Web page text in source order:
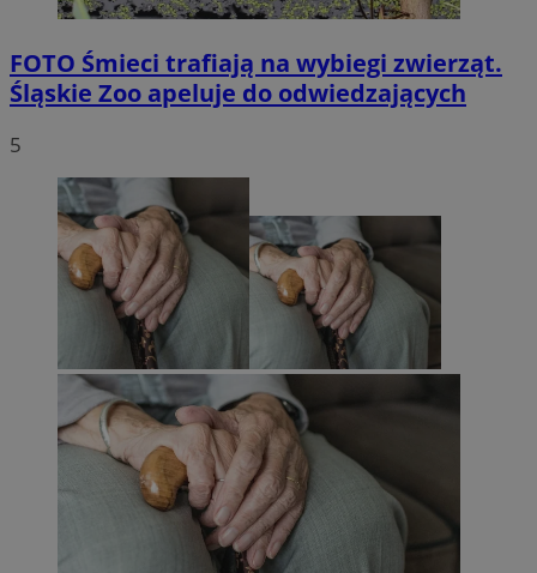
FOTO Śmieci trafiają na wybiegi zwierząt.
Śląskie Zoo apeluje do odwiedzających
5